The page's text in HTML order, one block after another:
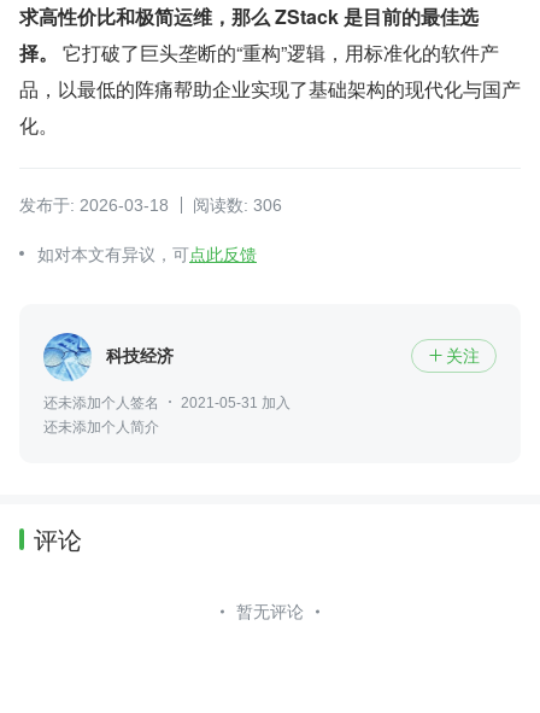
求高性价比和极简运维，那么 ZStack 是目前的最佳选
择。
它打破了巨头垄断的“重构”逻辑，用标准化的软件产
品，以最低的阵痛帮助企业实现了基础架构的现代化与国产
化。
发布于: 2026-03-18 阅读数: 306
如对本文有异议，可点此反馈
科技经济  关注
还未添加个人签名
2021-05-31 加入
还未添加个人简介
评论
暂无评论